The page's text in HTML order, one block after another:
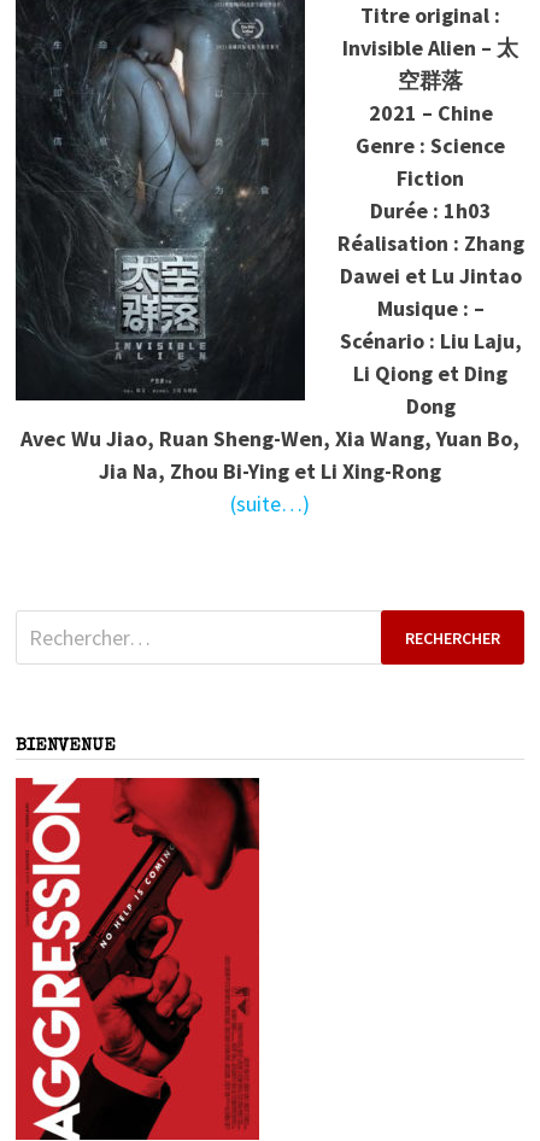
Titre original :
Invisible Alien – 太
空群落
2021 – Chine
Genre : Science
Fiction
Durée : 1h03
Réalisation : Zhang
Dawei et Lu Jintao
Musique : –
Scénario : Liu Laju,
Li Qiong et Ding
Dong
Avec Wu Jiao, Ruan Sheng-Wen, Xia Wang, Yuan Bo,
Jia Na, Zhou Bi-Ying et Li Xing-Rong
(suite…)
Rechercher :
BIENVENUE